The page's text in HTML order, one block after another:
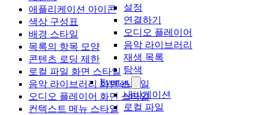
설정
연결하기
오디오 플레이어
음악 라이브러리
재생 목록
탐색
Evertag
내비게이션
로컬 파일
애플리케이션 아이콘
색상 구성표
배경 스타일
목록의 항목 모양
콘텐츠 로딩 제한
로컬 파일 화면 스타일
음악 라이브러리 화면 스타일
오디오 플레이어 화면 스타일
컨텍스트 메뉴 스타일